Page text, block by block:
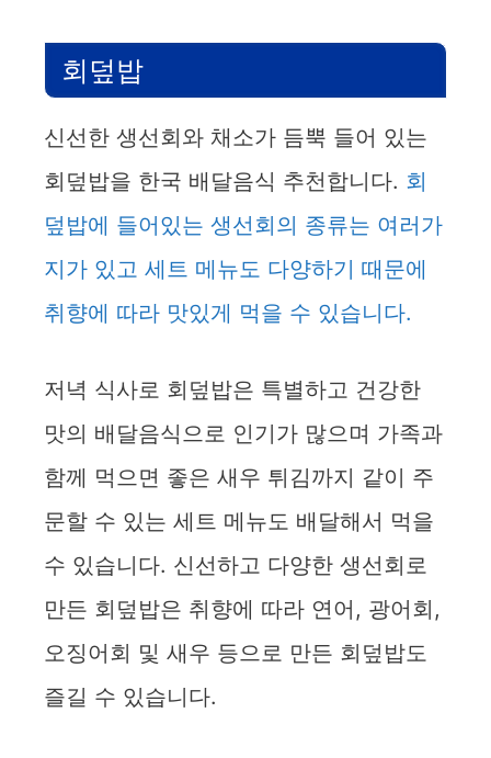
회덮밥
신선한 생선회와 채소가 듬뿍 들어 있는
회덮밥을 한국 배달음식 추천합니다. 회
덮밥에 들어있는 생선회의 종류는 여러가
지가 있고 세트 메뉴도 다양하기 때문에
취향에 따라 맛있게 먹을 수 있습니다.
저녁 식사로 회덮밥은 특별하고 건강한
맛의 배달음식으로 인기가 많으며 가족과
함께 먹으면 좋은 새우 튀김까지 같이 주
문할 수 있는 세트 메뉴도 배달해서 먹을
수 있습니다. 신선하고 다양한 생선회로
만든 회덮밥은 취향에 따라 연어, 광어회,
오징어회 및 새우 등으로 만든 회덮밥도
즐길 수 있습니다.